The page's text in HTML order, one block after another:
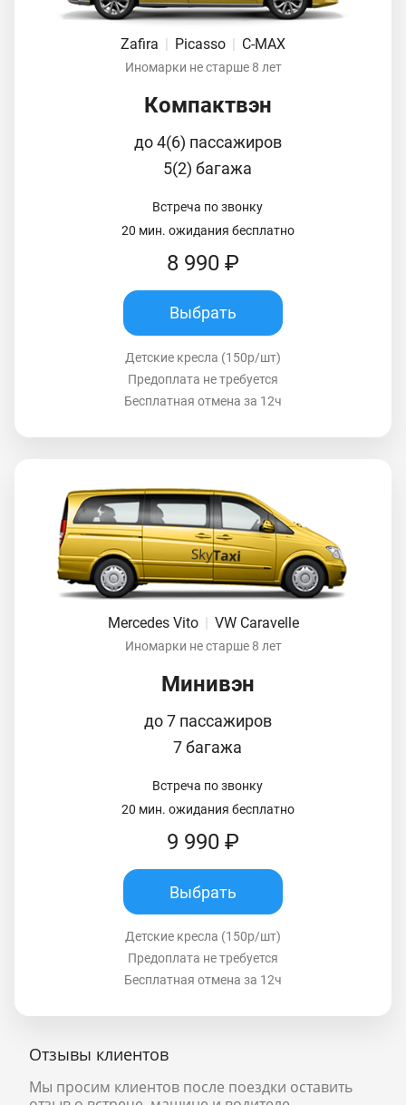
Zafira | Picasso | C-MAX
Иномарки не старше 8 лет
Компактвэн
до 4(6) пассажиров
5(2) багажа
Встреча по звонку
20 мин. ожидания бесплатно
8 990 ₽
Выбрать
Детские кресла (150р/шт)
Предоплата не требуется
Бесплатная отмена за 12ч
Mercedes Vito VW Caravelle
Иномарки не старше 8 лет
Минивэн
до 7 пассажиров
7 багажа
Встреча по звонку
20 мин. ожидания бесплатно
9 990 ₽
Выбрать
Детские кресла (150р/шт)
Предоплата не требуется
Бесплатная отмена за 12ч
Отзывы клиентов
Мы просим клиентов после поездки оставить